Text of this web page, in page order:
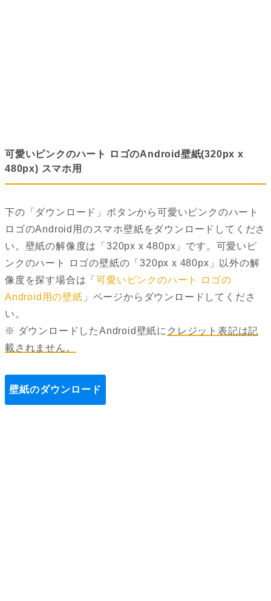
可愛いピンクのハート ロゴのAndroid壁紙(320px x
480px) スマホ用
下の「ダウンロード」ボタンから可愛いピンクのハート
ロゴのAndroid用のスマホ壁紙をダウンロードしてくださ
い。壁紙の解像度は「320px x 480px」です。可愛いピ
ンクのハート ロゴの壁紙の「320px x 480px」以外の解
像度を探す場合は「可愛いピンクのハート ロゴの
Android用の壁紙 」ページからダウンロードしてくださ
い。
※ ダウンロードしたAndroid壁紙に クレジット表記は記
載されません。
壁紙のダウンロード